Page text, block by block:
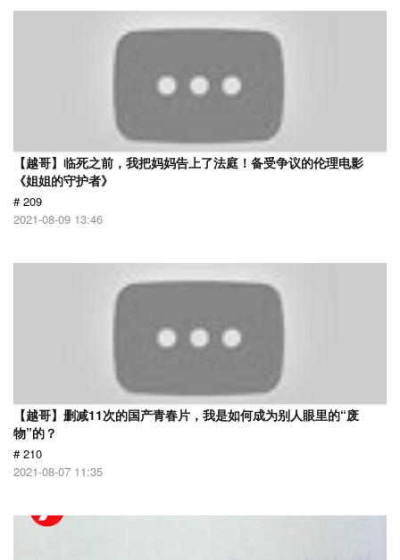
【越哥】临死之前，我把妈妈告上了法庭！备受争议的伦理电影
《姐姐的守护者》
# 209
2021-08-09 13:46
【越哥】删减11次的国产青春片，我是如何成为别人眼里的“废
物”的？
# 210
2021-08-07 11:35